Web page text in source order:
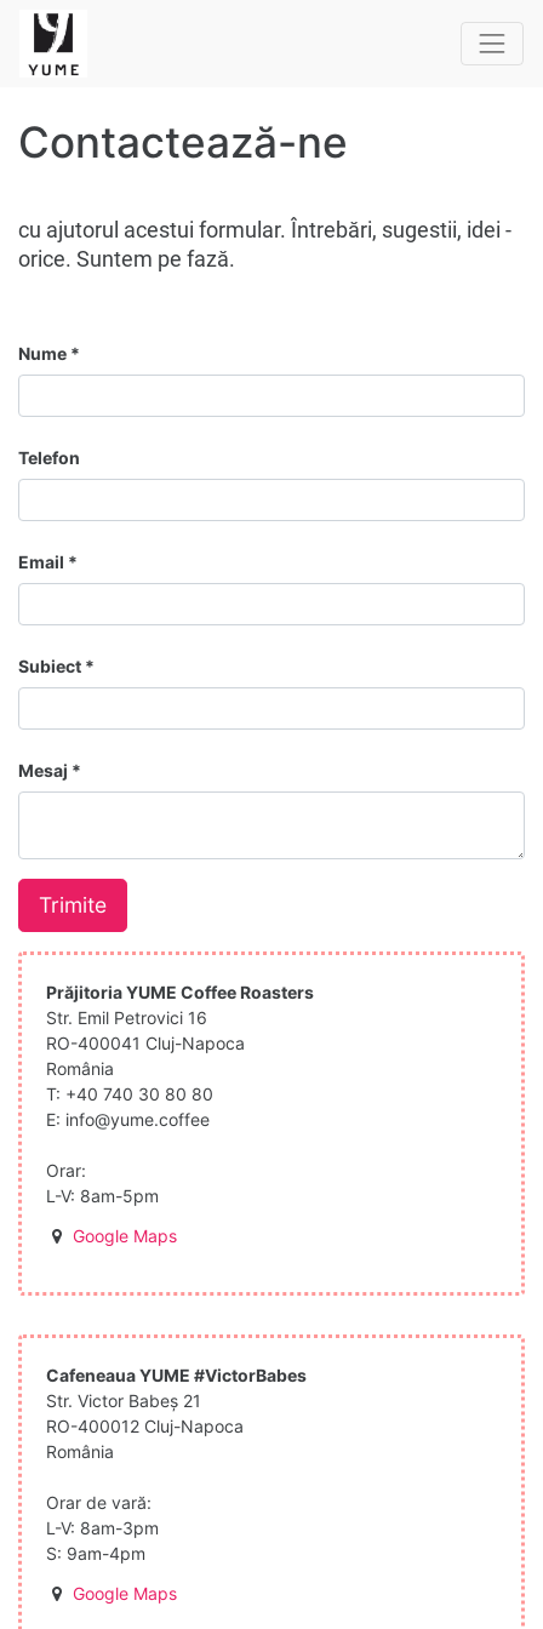
Contactează-ne
cu ajutorul acestui formular. Întrebări, sugestii, idei -
orice. Suntem pe fază.
Nume
Telefon
Email
Subiect
Mesaj
Trimite
Prăjitoria YUME Coffee Roasters
Str. Emil Petrovici 16
RO-400041 Cluj-Napoca
România
T: +40 740 30 80 80
E: info@yume.coffee
Orar:
L-V: 8am-5pm
Google Maps
Cafeneaua YUME #VictorBabes
Str. Victor Babeș 21
RO-400012 Cluj-Napoca
România
Orar de vară:
L-V: 8am-3pm
S: 9am-4pm
Google Maps